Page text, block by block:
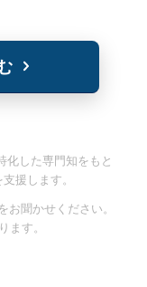
した専門知をもと
援します。
聞かせください。
ます。